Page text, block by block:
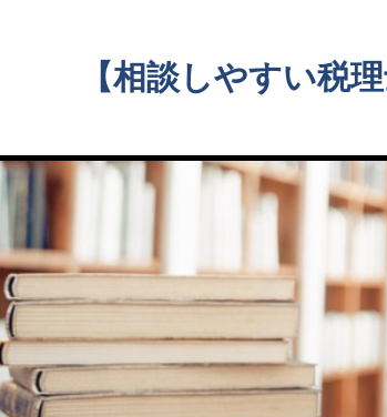
【相談しやすい税